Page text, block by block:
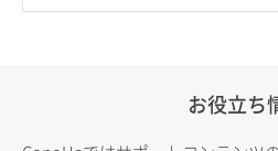
お役立ち